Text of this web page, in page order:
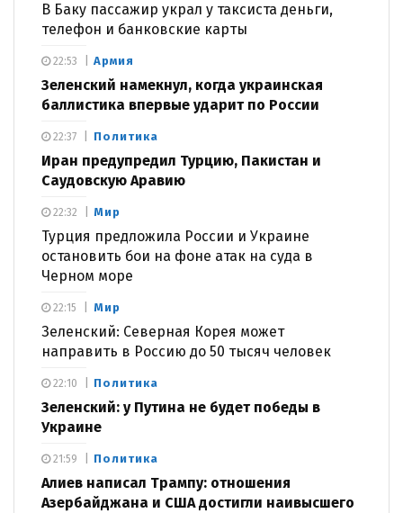
В Баку пассажир украл у таксиста деньги,
телефон и банковские карты
Армия
Зеленский намекнул, когда украинская
баллистика впервые ударит по России
22:53
Политика
Иран предупредил Турцию, Пакистан и
Саудовскую Аравию
22:37
Мир
Турция предложила России и Украине
остановить бои на фоне атак на суда в
Черном море
22:32
Мир
Зеленский: Северная Корея может
направить в Россию до 50 тысяч человек
22:15
Политика
Зеленский: у Путина не будет победы в
Украине
22:10
Политика
Алиев написал Трампу: отношения
Азербайджана и США достигли наивысшего
21:59